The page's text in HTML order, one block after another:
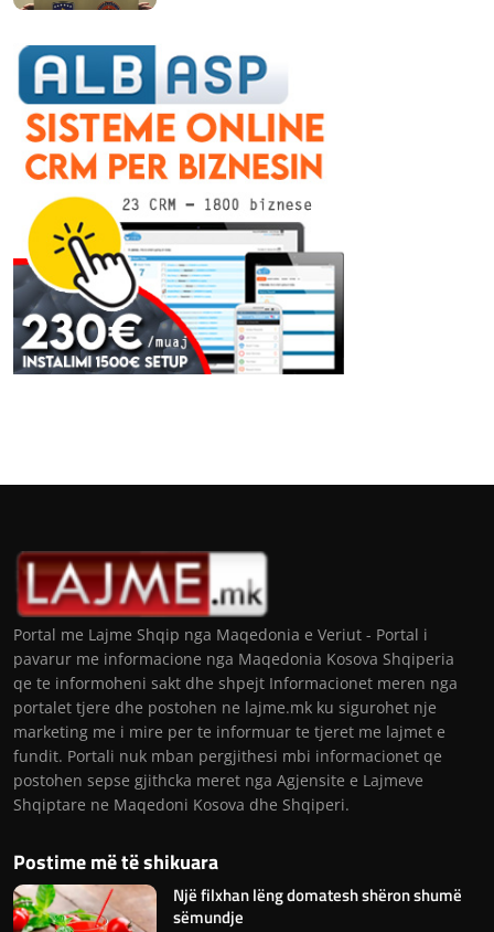
Portal me Lajme Shqip nga Maqedonia e Veriut - Portal i
pavarur me informacione nga Maqedonia Kosova Shqiperia
qe te informoheni sakt dhe shpejt Informacionet meren nga
portalet tjere dhe postohen ne lajme.mk ku sigurohet nje
marketing me i mire per te informuar te tjeret me lajmet e
fundit. Portali nuk mban pergjithesi mbi informacionet qe
postohen sepse gjithcka meret nga Agjensite e Lajmeve
Shqiptare ne Maqedoni Kosova dhe Shqiperi.
Postime më të shikuara
Një filxhan lëng domatesh shëron shumë
sëmundje